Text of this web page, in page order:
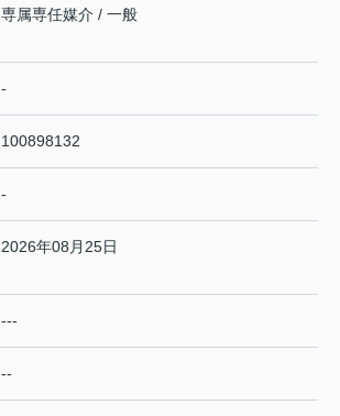
専属専任媒介 / 一般
-
100898132
-
2026年08月25日
---
--